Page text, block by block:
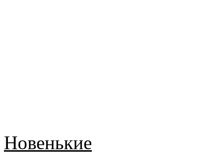
Новенькие